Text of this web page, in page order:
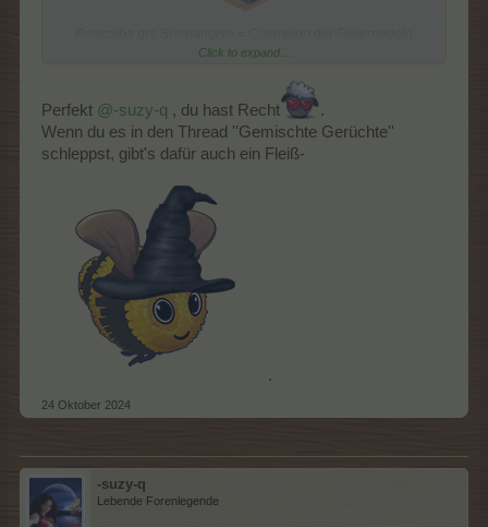
Click to expand...
Perfekt @-suzy-q , du hast Recht
.
Wenn du es in den Thread ''Gemischte Gerüchte''
schleppst, gibt's dafür auch ein Fleiß-
.
24 Oktober 2024
-suzy-q
Lebende Forenlegende